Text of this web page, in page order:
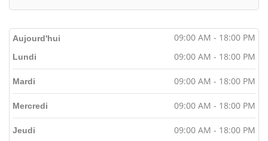
Aujourd'hui 09:00 AM - 18:00 PM
Lundi 09:00 AM - 18:00 PM
Mardi 09:00 AM - 18:00 PM
Mercredi 09:00 AM - 18:00 PM
Jeudi 09:00 AM - 18:00 PM